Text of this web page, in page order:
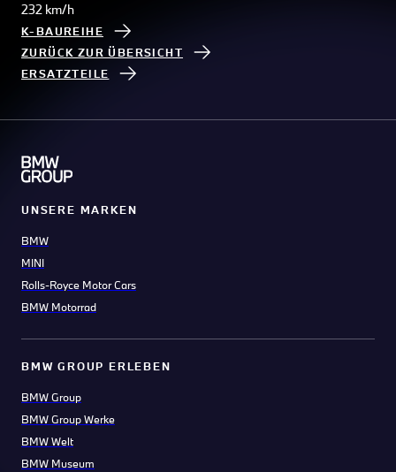
232 km/h
K-BAUREIHE
ZURÜCK ZUR ÜBERSICHT
ERSATZTEILE
UNSERE MARKEN
BMW
MINI
Rolls-Royce Motor Cars
BMW Motorrad
BMW GROUP ERLEBEN
BMW Group
BMW Group Werke
BMW Welt
BMW Museum